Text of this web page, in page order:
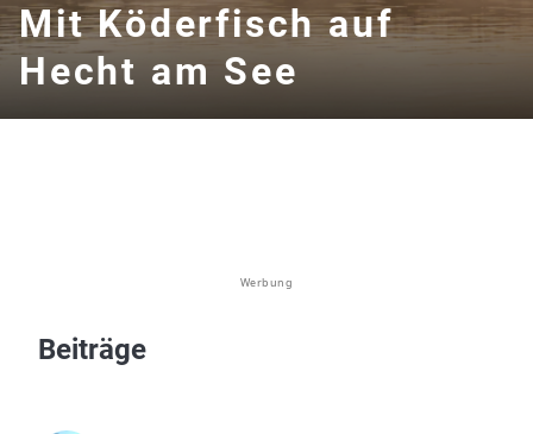
Mit Köderfisch auf
Hecht am See
Werbung
Beiträge